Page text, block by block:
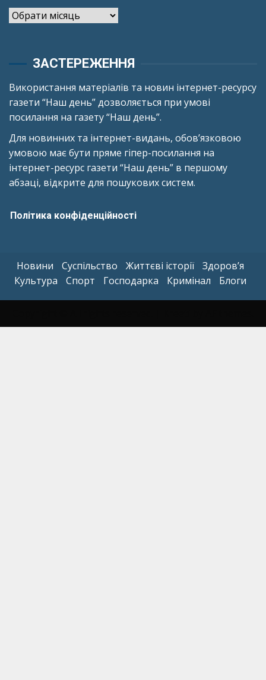
Архіви
ЗАСТЕРЕЖЕННЯ
Використання матеріалів та новин інтернет-ресурсу
газети “Наш день” дозволяється при умові
посилання на газету “Наш день”.
Для новинних та інтернет-видань, обов’язковою
умовою має бути пряме гіпер-посилання на
інтернет-ресурс газети “Наш день” в першому
абзаці, відкрите для пошукових систем.
Політика конфіденційності
Новини Суспільство Життєві історії
Здоров’я
Культура
Спорт Господарка Кримінал Блоги